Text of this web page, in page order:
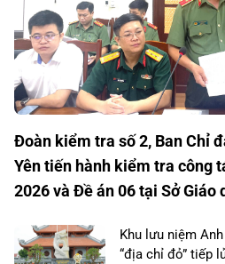
Đoàn kiểm tra số 2, Ban Chỉ
Yên tiến hành kiểm tra công
2026 và Đề án 06 tại Sở Giáo
Khu lưu niệm
“địa chỉ đỏ” tiếp